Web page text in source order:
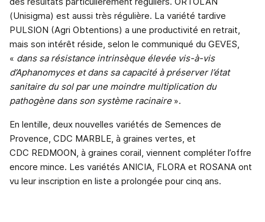
(Unisigma) est aussi très régulière. La variété tardive
PULSION (Agri Obtentions) a une productivité en retrait,
mais son intérêt réside, selon le communiqué du GEVES,
« dans sa résistance intrinsèque élevée vis-à-vis
d’Aphanomyces et dans sa capacité à préserver l’état
sanitaire du sol par une moindre multiplication du
pathogène dans son système racinaire».
En lentille, deux nouvelles variétés de Semences de
Provence, CDC MARBLE, à graines vertes, et
CDC REDMOON, à graines corail, viennent compléter l’offre
encore mince. Les variétés ANICIA, FLORA et ROSANA ont
vu leur inscription en liste a prolongée pour cinq ans.